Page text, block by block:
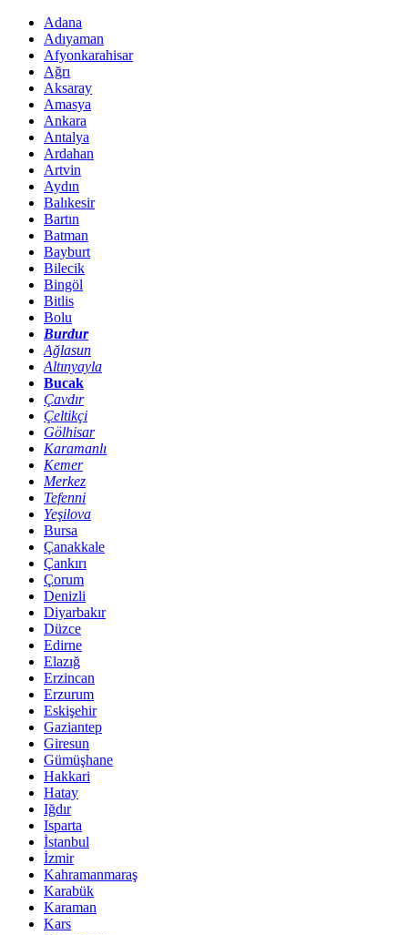
Adana
Adıyaman
Afyonkarahisar
Ağrı
Aksaray
Amasya
Ankara
Antalya
Ardahan
Artvin
Aydın
Balıkesir
Bartın
Batman
Bayburt
Bilecik
Bingöl
Bitlis
Bolu
Burdur
Ağlasun
Altınyayla
Bucak
Çavdır
Çeltikçi
Gölhisar
Karamanlı
Kemer
Merkez
Tefenni
Yeşilova
Bursa
Çanakkale
Çankırı
Çorum
Denizli
Diyarbakır
Düzce
Edirne
Elazığ
Erzincan
Erzurum
Eskişehir
Gaziantep
Giresun
Gümüşhane
Hakkari
Hatay
Iğdır
Isparta
İstanbul
İzmir
Kahramanmaraş
Karabük
Karaman
Kars